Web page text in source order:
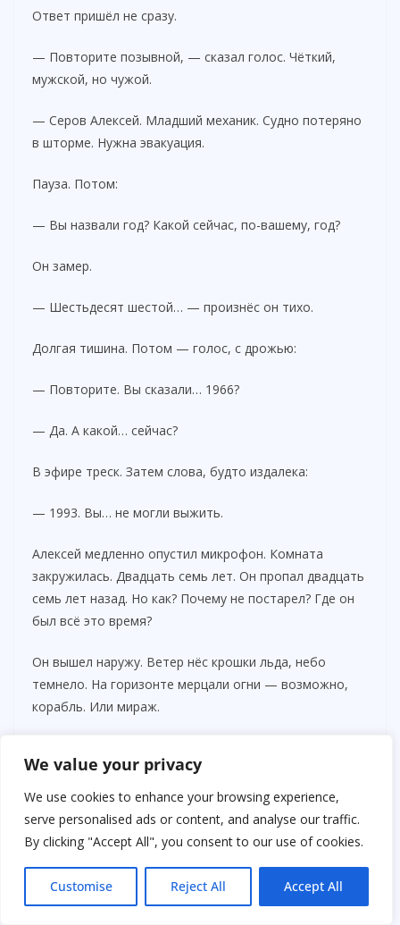
We value your privacy
We use cookies to enhance your browsing experience,
serve personalised ads or content, and analyse our traffic.
By clicking "Accept All", you consent to our use of cookies.
Customise Reject All Accept All
Ответ пришёл не сразу.
— Повторите позывной, — сказал голос. Чёткий,
мужской, но чужой.
— Серов Алексей. Младший механик. Судно потеряно
в шторме. Нужна эвакуация.
Пауза. Потом:
— Вы назвали год? Какой сейчас, по-вашему, год?
Он замер.
— Шестьдесят шестой… — произнёс он тихо.
Долгая тишина. Потом — голос, с дрожью:
— Повторите. Вы сказали… 1966?
— Да. А какой… сейчас?
В эфире треск. Затем слова, будто издалека:
— 1993. Вы… не могли выжить.
Алексей медленно опустил микрофон. Комната
закружилась. Двадцать семь лет. Он пропал двадцать
семь лет назад. Но как? Почему не постарел? Где он
был всё это время?
Он вышел наружу. Ветер нёс крошки льда, небо
темнело. На горизонте мерцали огни — возможно,
корабль. Или мираж.
«Академик Павлов». Моряки приняли его молча — то
ли от растерянности, то ли от страха. Медики
осмотрели — тело в порядке, но анализы странные:
кожа без следов старения, уровень радиации выше
Когда ему показали газету с датой — 1993 год — он